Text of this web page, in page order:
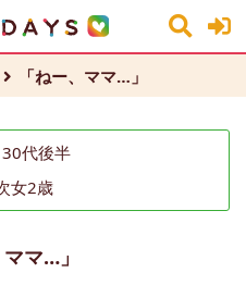
「ねー、ママ…」
代後半
女2歳
ママ…」